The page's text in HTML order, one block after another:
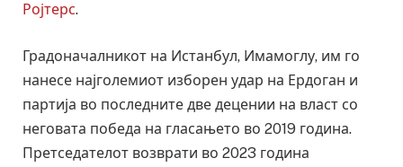
Ројтерс.
Градоначалникот на Истанбул, Имамоглу, им го
нанесе најголемиот изборен удар на Ердоган и
партија во последните две децении на власт со
неговата победа на гласањето во 2019 година.
Претседателот возврати во 2023 година